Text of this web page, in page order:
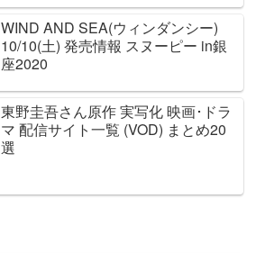
WIND AND SEA(ウィンダンシー)
10/10(土) 発売情報 スヌーピー in銀
座2020
東野圭吾さん原作 実写化 映画･ドラ
マ 配信サイト一覧 (VOD) まとめ20
選